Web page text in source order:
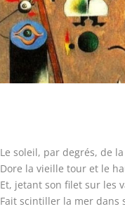
Le soleil, par degrés, de
Dore la vieille tour et le
Et, jetant son filet sur les
Fait scintiller la mer dans